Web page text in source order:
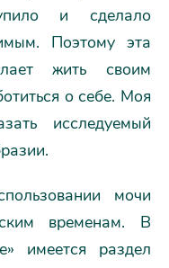
и сделало
Поэтому эта
жить своим
о себе. Моя
исследуемый
мочи
временам. В
имеется раздел